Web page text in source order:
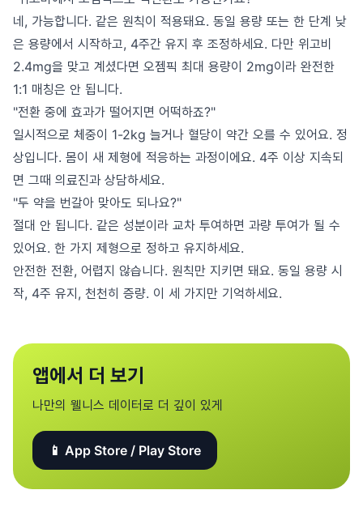
네, 가능합니다. 같은 원칙이 적용돼요. 동일 용량 또는 한 단계 낮
은 용량에서 시작하고, 4주간 유지 후 조정하세요. 다만 위고비
2.4mg을 맞고 계셨다면 오젬픽 최대 용량이 2mg이라 완전한
1:1 매칭은 안 됩니다.
"전환 중에 효과가 떨어지면 어떡하죠?"
일시적으로 체중이 1-2kg 늘거나 혈당이 약간 오를 수 있어요. 정
상입니다. 몸이 새 제형에 적응하는 과정이에요. 4주 이상 지속되
면 그때 의료진과 상담하세요.
"두 약을 번갈아 맞아도 되나요?"
절대 안 됩니다. 같은 성분이라 교차 투여하면 과량 투여가 될 수
있어요. 한 가지 제형으로 정하고 유지하세요.
안전한 전환, 어렵지 않습니다. 원칙만 지키면 돼요. 동일 용량 시
작, 4주 유지, 천천히 증량. 이 세 가지만 기억하세요.
앱에서 더 보기
나만의 웰니스 데이터로 더 깊이 있게
📱 App Store / Play Store